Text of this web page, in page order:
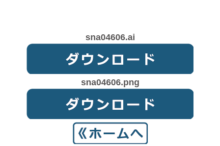
sna04606.ai
sna04606.png